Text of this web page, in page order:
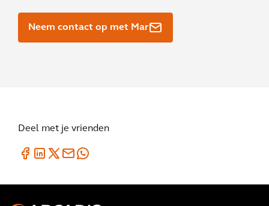
Neem contact op met Mar
Deel met je vrienden